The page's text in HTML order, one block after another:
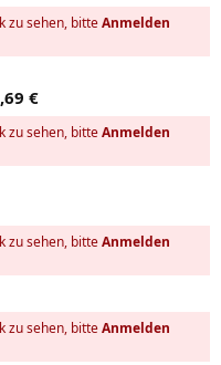
zu sehen, bitteAnmelden
€
zu sehen, bitteAnmelden
zu sehen, bitteAnmelden
zu sehen, bitteAnmelden